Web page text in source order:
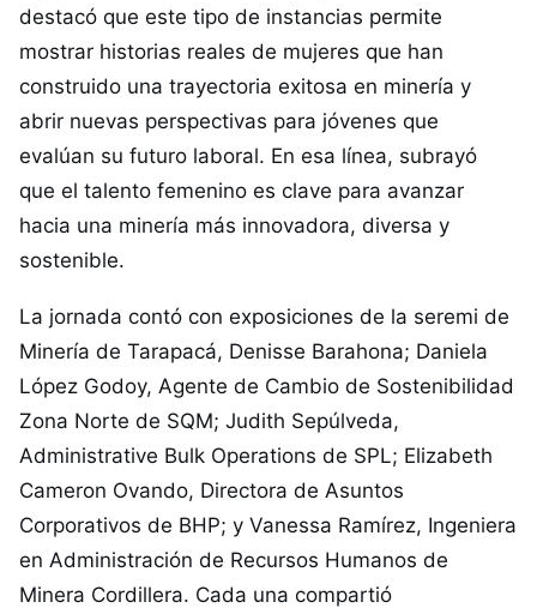
destacó que este tipo de instancias permite
mostrar historias reales de mujeres que han
construido una trayectoria exitosa en minería y
abrir nuevas perspectivas para jóvenes que
evalúan su futuro laboral. En esa línea, subrayó
que el talento femenino es clave para avanzar
hacia una minería más innovadora, diversa y
sostenible.
La jornada contó con exposiciones de la seremi de
Minería de Tarapacá, Denisse Barahona; Daniela
López Godoy, Agente de Cambio de Sostenibilidad
Zona Norte de SQM; Judith Sepúlveda,
Administrative Bulk Operations de SPL; Elizabeth
Cameron Ovando, Directora de Asuntos
Corporativos de BHP; y Vanessa Ramírez, Ingeniera
en Administración de Recursos Humanos de
Minera Cordillera. Cada una compartió